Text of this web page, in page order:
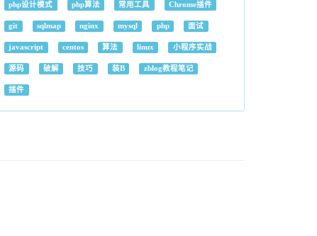
php设计模式 php算法 常用工具 Chrome插件
git sqlmap nginx mysql php 面试
javascript centos 算法 linux 小程序实战
源码 破解 技巧 装B zblog教程笔记
插件